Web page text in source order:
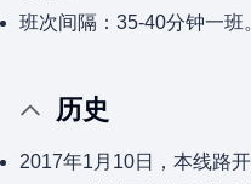
班次间隔：35-40分钟一班
历史
2017年1月10日，本线路